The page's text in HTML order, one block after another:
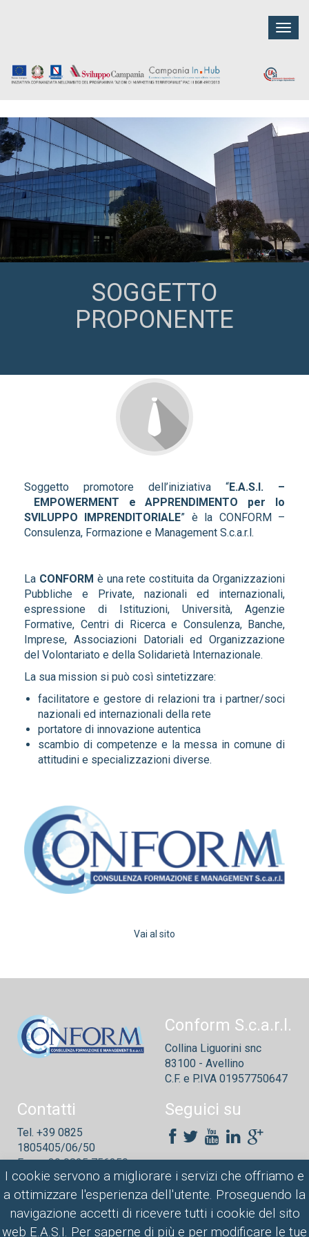
SOGGETTO
PROPONENTE
Soggetto promotore dell’iniziativa “E.A.S.I. –
EMPOWERMENT e APPRENDIMENTO per lo
SVILUPPO IMPRENDITORIALE” è la CONFORM –
Consulenza, Formazione e Management S.c.a.r.l.
La CONFORM è una rete costituita da Organizzazioni
Pubbliche e Private, nazionali ed internazionali,
espressione di Istituzioni, Università, Agenzie
Formative, Centri di Ricerca e Consulenza, Banche,
Imprese, Associazioni Datoriali ed Organizzazione
del Volontariato e della Solidarietà Internazionale.
La sua mission si può così sintetizzare:
facilitatore e gestore di relazioni tra i partner/soci
nazionali ed internazionali della rete
portatore di innovazione autentica
scambio di competenze e la messa in comune di
attitudini e specializzazioni diverse.
Vai al sito
Conform S.c.a.r.l.
Collina Liguorini snc
83100 - Avellino
C.F. e P.IVA 01957750647
Contatti
Tel. +39 0825
1805405/06/50
Fax: + 39 0825 756359
conform@conform.it
Seguici su
I cookie servono a migliorare i servizi che offriamo e
a ottimizzare l'esperienza dell'utente. Proseguendo la
navigazione accetti di ricevere tutti i cookie del sito
web E.A.S.I. Per saperne di più e per modificare le tue